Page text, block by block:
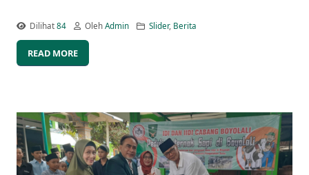
Dilihat84 OlehAdmin Slider, Berita
READ MORE